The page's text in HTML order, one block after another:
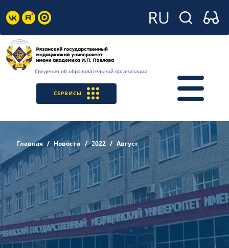
Сведения об образовательной организации
СЕРВИСЫ
Главная Новости 2022 Август